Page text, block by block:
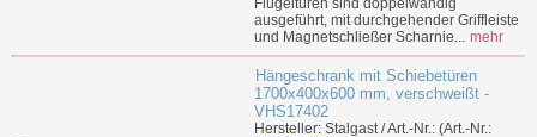
Flügeltüren sind doppelwandig
ausgeführt, mit durchgehender Griffleiste
und Magnetschließer Scharnie... mehr
Hängeschrank mit Schiebetüren
1700x400x600 mm, verschweißt -
VHS17402
Hersteller: Stalgast / Art.-Nr.: (Art.-Nr.: